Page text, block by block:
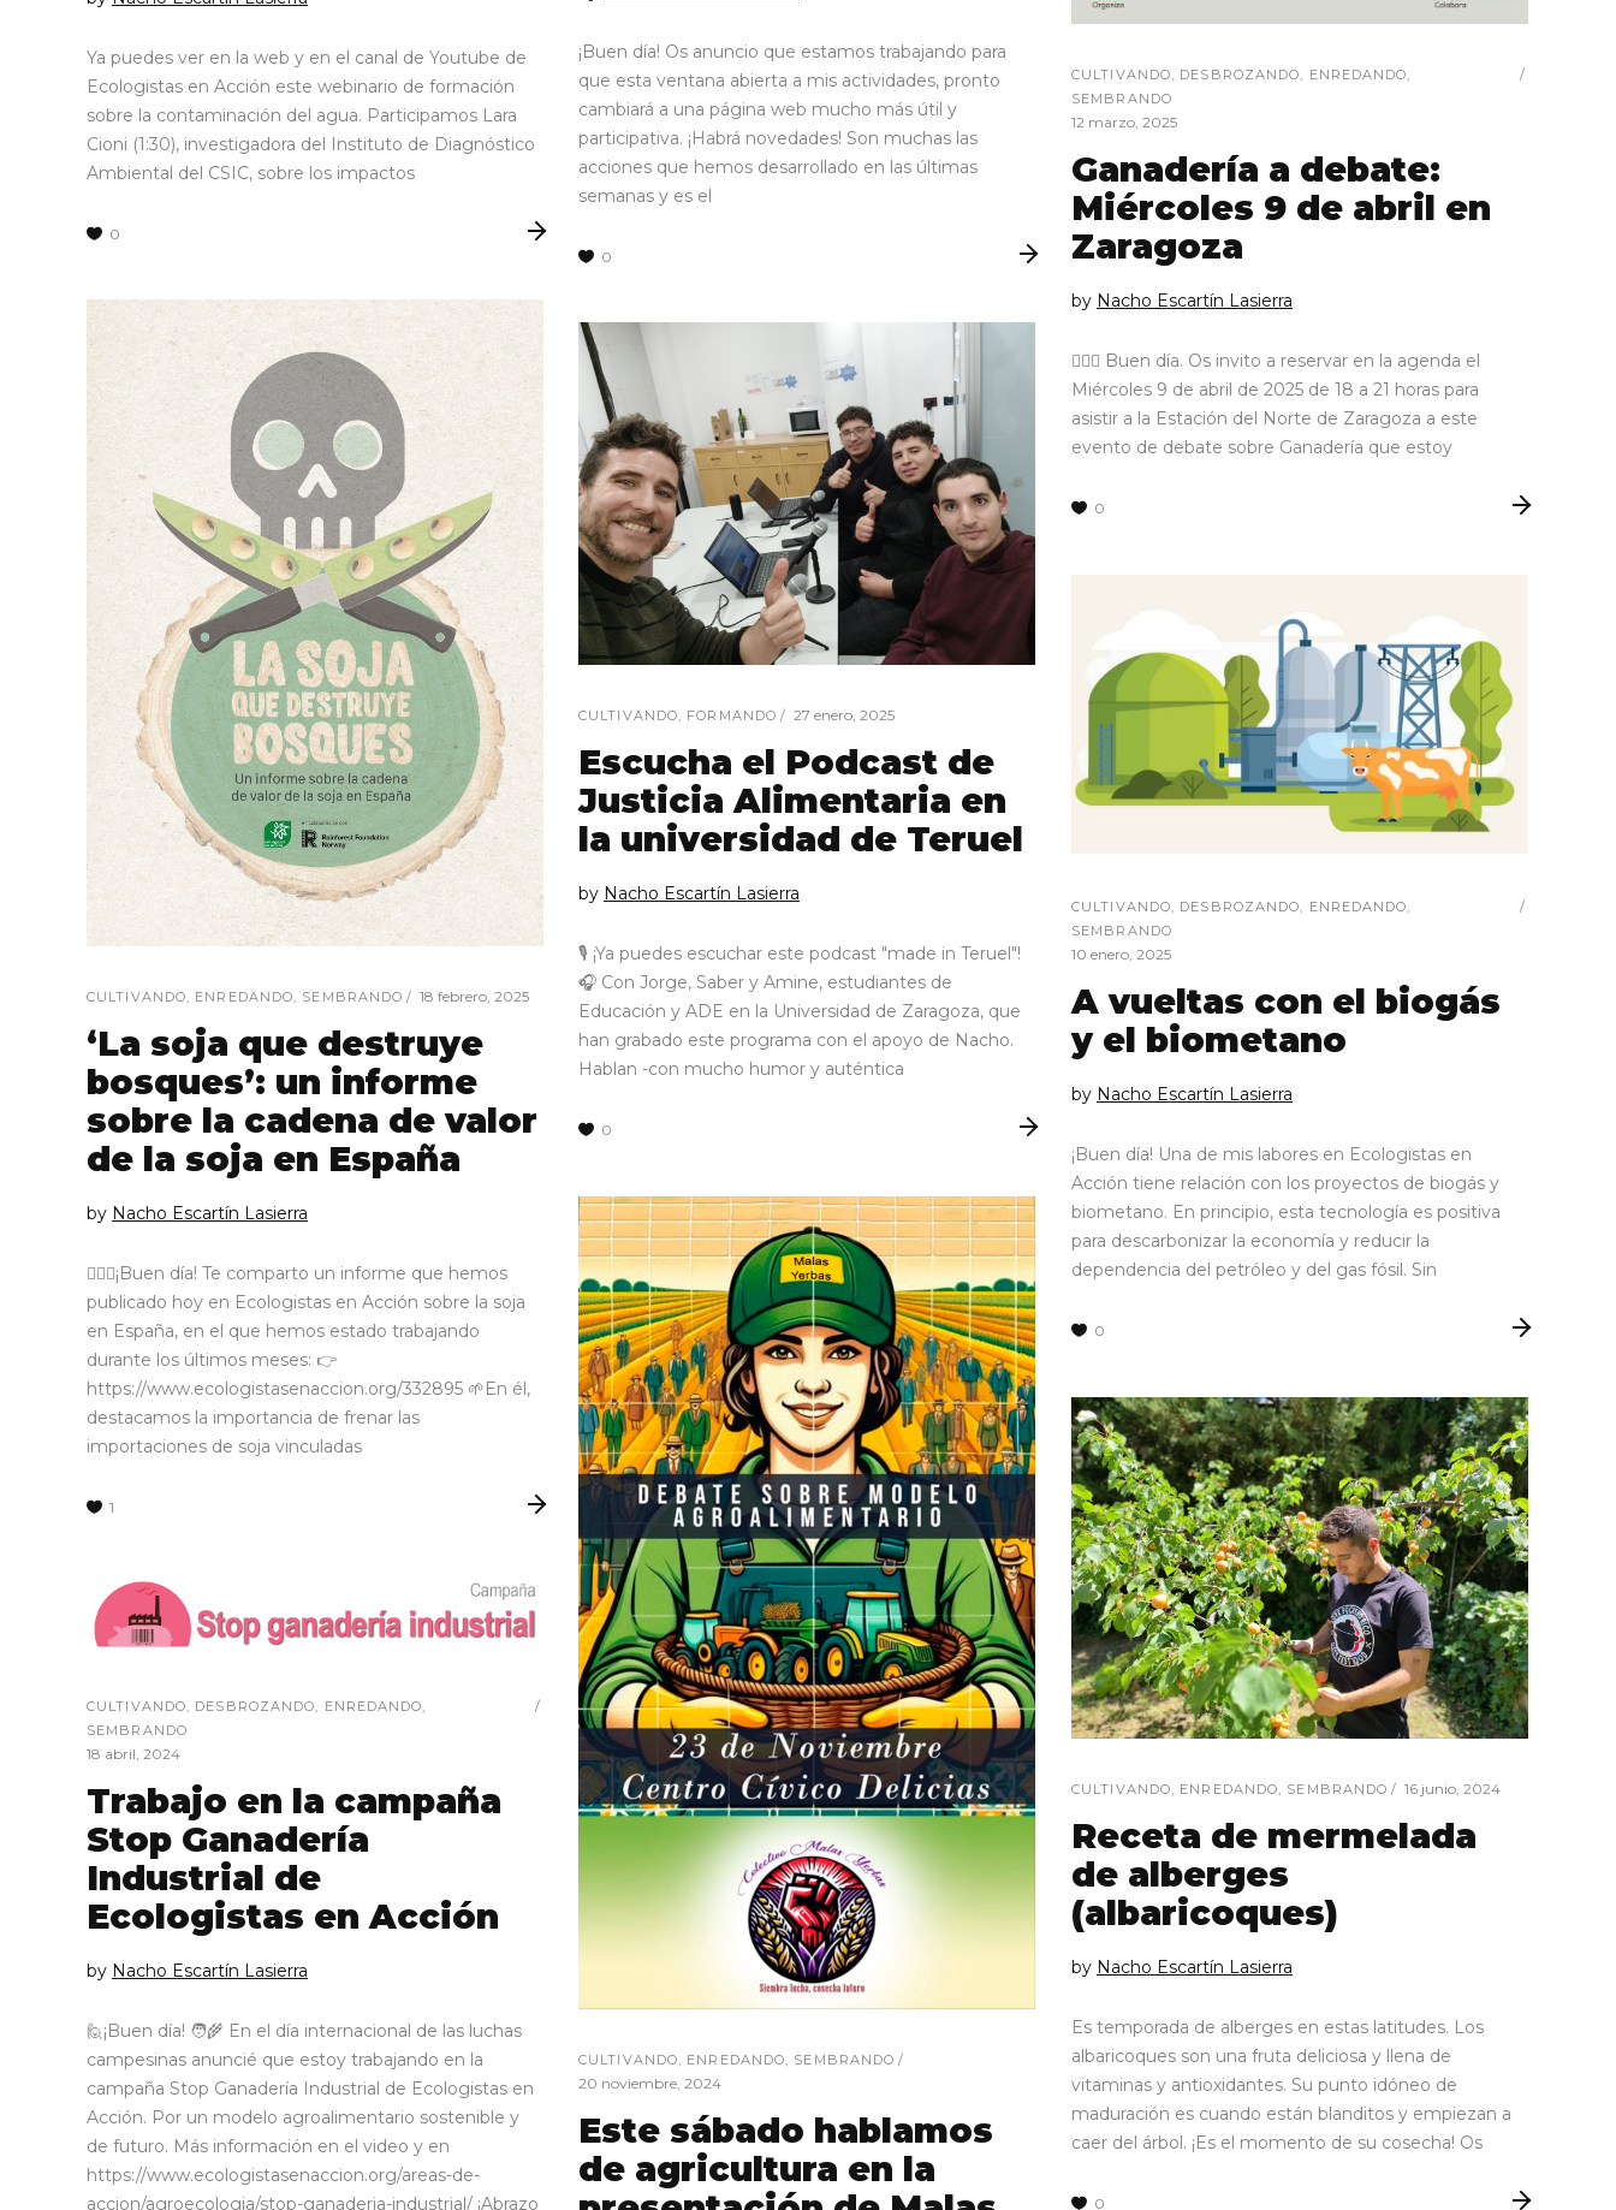
Ya puedes ver en la web y en el canal de Youtube de
Ecologistas en Acción este webinario de formación
sobre la contaminación del agua. Participamos Lara
Cioni (1:30), investigadora del Instituto de Diagnóstico
Ambiental del CSIC, sobre los impactos
0
¡Buen día! Os anuncio que estamos trabajando para
que esta ventana abierta a mis actividades, pronto
cambiará a una página web mucho más útil y
participativa. ¡Habrá novedades! Son muchas las
acciones que hemos desarrollado en las últimas
semanas y es el
0
CULTIVANDO, DESBROZANDO, ENREDANDO,
SEMBRANDO
12 marzo, 2025
Ganadería a debate:
Miércoles 9 de abril en
Zaragoza
by Nacho Escartín Lasierra
🙋🏼‍♂️ Buen día. Os invito a reservar en la agenda el
Miércoles 9 de abril de 2025 de 18 a 21 horas para
asistir a la Estación del Norte de Zaragoza a este
evento de debate sobre Ganadería que estoy
0
CULTIVANDO, ENREDANDO, SEMBRANDO 18 febrero, 2025
‘La soja que destruye
bosques’: un informe
sobre la cadena de valor
de la soja en España
by Nacho Escartín Lasierra
🙋🏼‍♂️¡Buen día! Te comparto un informe que hemos
publicado hoy en Ecologistas en Acción sobre la soja
en España, en el que hemos estado trabajando
durante los últimos meses: 👉
https://www.ecologistasenaccion.org/332895 🌱En él,
destacamos la importancia de frenar las
importaciones de soja vinculadas
1
CULTIVANDO, FORMANDO 27 enero, 2025
Escucha el Podcast de
Justicia Alimentaria en
la universidad de Teruel
by Nacho Escartín Lasierra
🎙 ¡Ya puedes escuchar este podcast "made in Teruel"!
🎧 Con Jorge, Saber y Amine, estudiantes de
Educación y ADE en la Universidad de Zaragoza, que
han grabado este programa con el apoyo de Nacho.
Hablan -con mucho humor y auténtica
0
CULTIVANDO, DESBROZANDO, ENREDANDO,
SEMBRANDO
10 enero, 2025
A vueltas con el biogás
y el biometano
by Nacho Escartín Lasierra
¡Buen día! Una de mis labores en Ecologistas en
Acción tiene relación con los proyectos de biogás y
biometano. En principio, esta tecnología es positiva
para descarbonizar la economía y reducir la
dependencia del petróleo y del gas fósil. Sin
0
CULTIVANDO ENREDANDO SEMBRANDO
20 noviembre, 2024
Este sábado hablamos
de agricultura en la
CULTIVANDO, ENREDANDO, SEMBRANDO 16 junio, 2024
Receta de mermelada
de alberges
(albaricoques)
by Nacho Escartín Lasierra
Es temporada de alberges en estas latitudes. Los
albaricoques son una fruta deliciosa y llena de
vitaminas y antioxidantes. Su punto idóneo de
maduración es cuando están blanditos y empiezan a
caer del árbol. ¡Es el momento de su cosecha! Os
0
CULTIVANDO, DESBROZANDO, ENREDANDO,
SEMBRANDO
18 abril, 2024
Trabajo en la campaña
Stop Ganadería
Industrial de
Ecologistas en Acción
by Nacho Escartín Lasierra
🙋¡Buen día! 🧑‍🌾 En el día internacional de las luchas
campesinas anuncié que estoy trabajando en la
campaña Stop Ganadería Industrial de Ecologistas en
Acción. Por un modelo agroalimentario sostenible y
de futuro. Más información en el video y en
https://www.ecologistasenaccion.org/areas-de-
accion/agroecologia/stop-ganaderia-industrial/ ¡Abrazo